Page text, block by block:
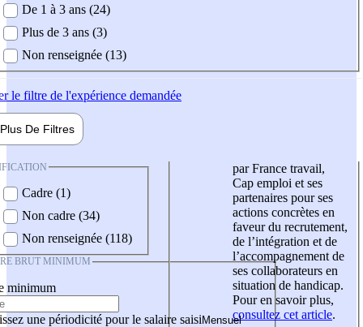
De 1 à 3 ans (24)
Plus de 3 ans (3)
Non renseignée (13)
le filtre de l'expérience demandée
Plus De Filtres
Cadre (1)
Non cadre (34)
Non renseignée (118)
BRUT MINIMUM
minimum
une périodicité pour le salaire saisi
par France travail,
Cap emploi et ses
partenaires pour ses
actions concrètes en
faveur du recrutement,
de l’intégration et de
l’accompagnement de
ses collaborateurs en
situation de handicap.
Pour en savoir plus,
consultez cet article.